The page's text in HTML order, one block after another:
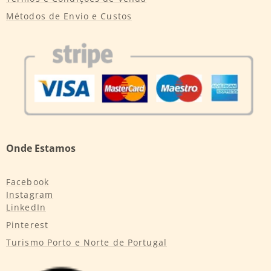
Métodos de Envio e Custos
Onde Estamos
Facebook
Instagram
LinkedIn
Pinterest
Turismo Porto e Norte de Portugal